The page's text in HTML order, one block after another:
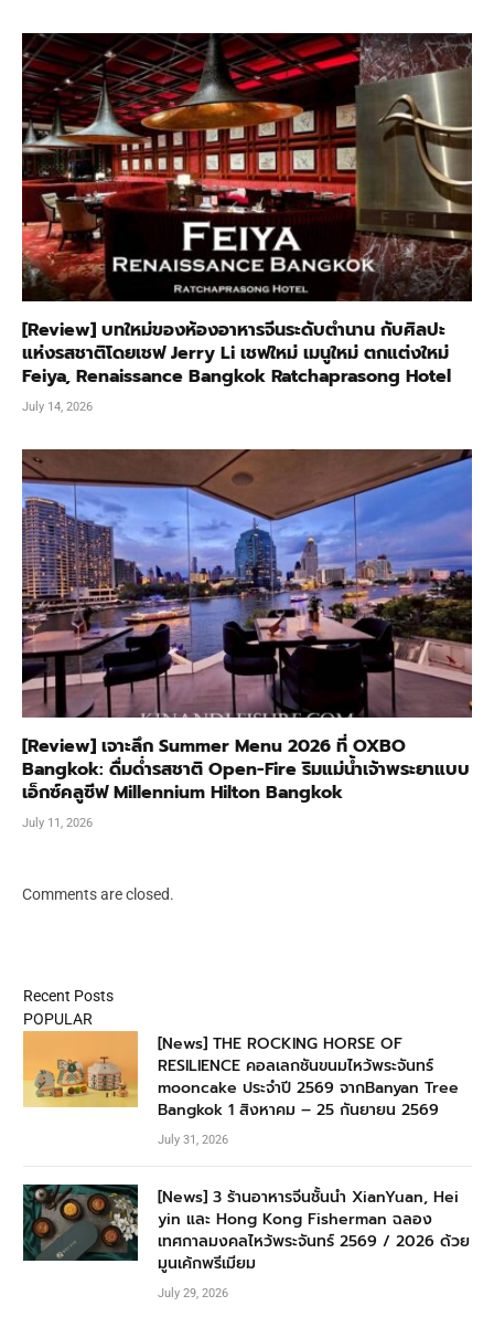
[Review] บทใหม่ของห้องอาหารจีนระดับตำนาน กับศิลปะ
แห่งรสชาติโดยเชฟ Jerry Li เชฟใหม่ เมนูใหม่ ตกแต่งใหม่
Feiya, Renaissance Bangkok Ratchaprasong Hotel
July 14, 2026
[Review] เจาะลึก Summer Menu 2026 ที่ OXBO
Bangkok: ดื่มด่ำรสชาติ Open-Fire ริมแม่น้ำเจ้าพระยาแบบ
เอ็กซ์คลูซีฟ Millennium Hilton Bangkok
July 11, 2026
Comments are closed.
Recent Posts
POPULAR
[News] THE ROCKING HORSE OF
RESILIENCE คอลเลกชันขนมไหว้พระจันทร์
mooncake ประจำปี 2569 จากBanyan Tree
Bangkok 1 สิงหาคม – 25 กันยายน 2569
July 31, 2026
[News] 3 ร้านอาหารจีนชั้นนำ XianYuan, Hei
yin และ Hong Kong Fisherman ฉลอง
เทศกาลมงคลไหว้พระจันทร์ 2569 / 2026 ด้วย
มูนเค้กพรีเมียม
July 29, 2026